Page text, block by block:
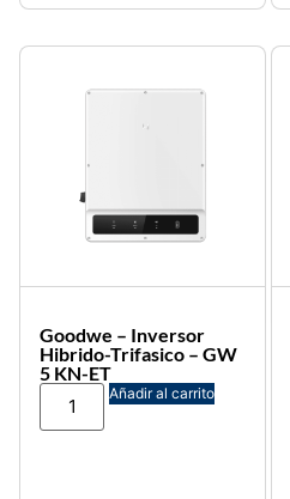
Goodwe – Inversor
Hibrido-Trifasico – GW
5 KN-ET
Añadir al carrito